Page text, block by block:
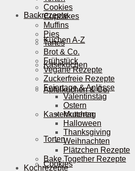
Backrezepte
Kuchen A-Z
Käsekuchen
Apfelkuchen & Co.
Kastenkuchen
Torten
Cookies
Cookies
Cupcakes
Muffins
Pies
Tartes
Brot & Co.
Frühstück
Vegane Rezepte
Zuckerfreie Rezepte
Feiertage & Anlässe
Valentinstag
Ostern
Muttertag
Halloween
Thanksgiving
Weihnachten
Plätzchen Rezepte
Bake Together Rezepte
Kochrezepte